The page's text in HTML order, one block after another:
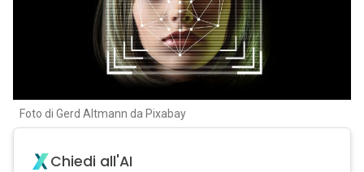
Foto di Gerd Altmann da Pixabay
Chiedi all'AI